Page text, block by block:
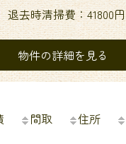
退去時清掃費：41800円
物件の詳細を見る
間取 住所